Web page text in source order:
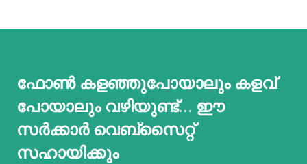
ഫോണ്‍ കളഞ്ഞുപോയാലും കളവ്
പോയാലും വഴിയുണ്ട്… ഈ
സര്‍ക്കാര്‍ വെബ്സൈറ്റ്
സഹായിക്കും